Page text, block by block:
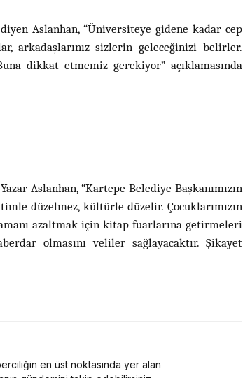
Aslanhan, “Üniversiteye gidene kadar cep
arkadaşlarınız sizlerin geleceğinizi belirler.
dikkat etmemiz gerekiyor” açıklamasında
Aslanhan, “Kartepe Belediye Başkanımızın
düzelmez, kültürle düzelir. Çocuklarımızın
azaltmak için kitap fuarlarına getirmeleri
olmasını veliler sağlayacaktır. Şikayet
en üst noktasında yer alan